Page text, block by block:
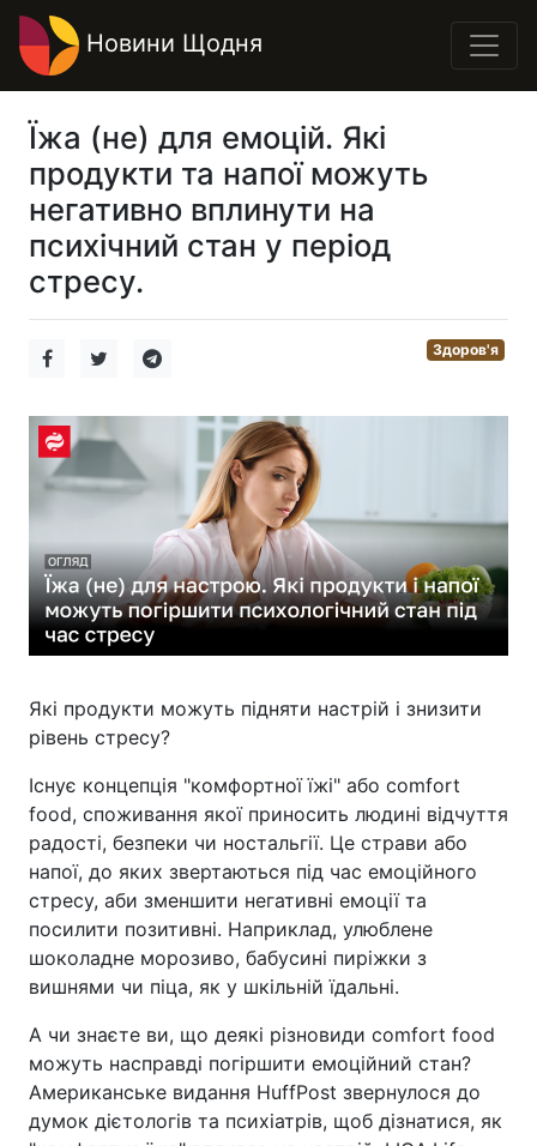
Новини Щодня
Їжа (не) для емоцій. Які
продукти та напої можуть
негативно вплинути на
психічний стан у період
стресу.
Здоров'я
Які продукти можуть підняти настрій і знизити
рівень стресу?
Існує концепція "комфортної їжі" або comfort
food, споживання якої приносить людині відчуття
радості, безпеки чи ностальгії. Це страви або
напої, до яких звертаються під час емоційного
стресу, аби зменшити негативні емоції та
посилити позитивні. Наприклад, улюблене
шоколадне морозиво, бабусині пиріжки з
вишнями чи піца, як у шкільній їдальні.
А чи знаєте ви, що деякі різновиди comfort food
можуть насправді погіршити емоційний стан?
Американське видання HuffPost звернулося до
думок дієтологів та психіатрів, щоб дізнатися, як